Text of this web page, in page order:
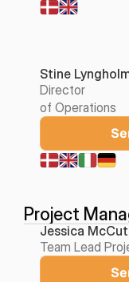
Stine
Director
of Operations
Project
Jessica
Team Lead